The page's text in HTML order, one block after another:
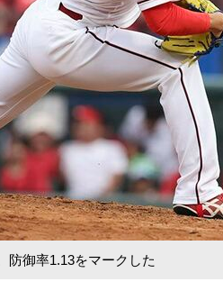
防御率1.13をマークした